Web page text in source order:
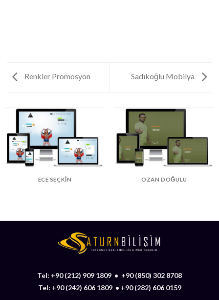
Renkler Promosyon Sadıkoğlu Mobilya
ECE SEÇKIN OZAN DOĞULU
Tel: +90 (212) 909 1809 • +90 (850) 302 8708
Tel: +90 (242) 606 1809• +90 (282) 606 0159